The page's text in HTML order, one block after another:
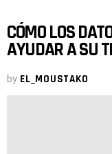
CÓMO LOS
AYUDAR A SU
by EL_MOUSTAKO